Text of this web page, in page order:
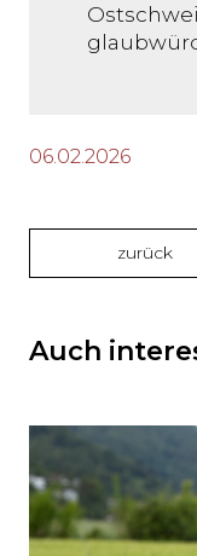
06.02.2026
zurück
Auch